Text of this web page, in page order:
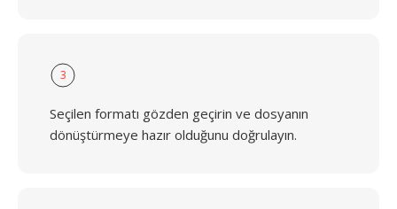
3
Seçilen formatı gözden geçirin ve dosyanın
dönüştürmeye hazır olduğunu doğrulayın.